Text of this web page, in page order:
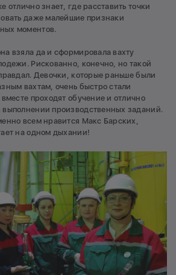
отлично знает, где расставить точки
даже малейшие признаки
моментов.
взяла да и сформировала вахту
Рискованно, конечно, но такой
Девочки, которые раньше были
вахтам, очень быстро стали
проходят обучение и отлично
производственных заданий.
всем нравится Макс Барских,
на одном дыхании!